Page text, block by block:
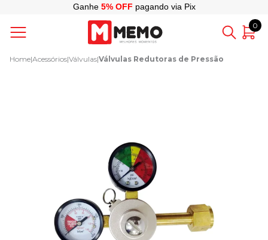
Ganhe 5% OFF pagando via Pix
0
Home|Acessórios|Válvulas|Válvulas Redutoras de Pressão